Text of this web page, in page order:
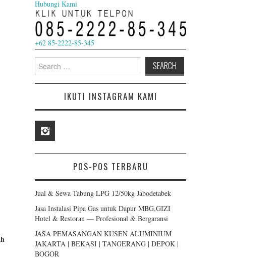
Hubungi Kami
+62 85-2222-85-345
for:
IKUTI INSTAGRAM KAMI
POS-POS TERBARU
Jual & Sewa Tabung LPG 12/50kg Jabodetabek
Jasa Instalasi Pipa Gas untuk Dapur MBG,GIZI
Hotel & Restoran — Profesional & Bergaransi
JASA PEMASANGAN KUSEN ALUMINIUM
JAKARTA | BEKASI | TANGERANG | DEPOK |
BOGOR